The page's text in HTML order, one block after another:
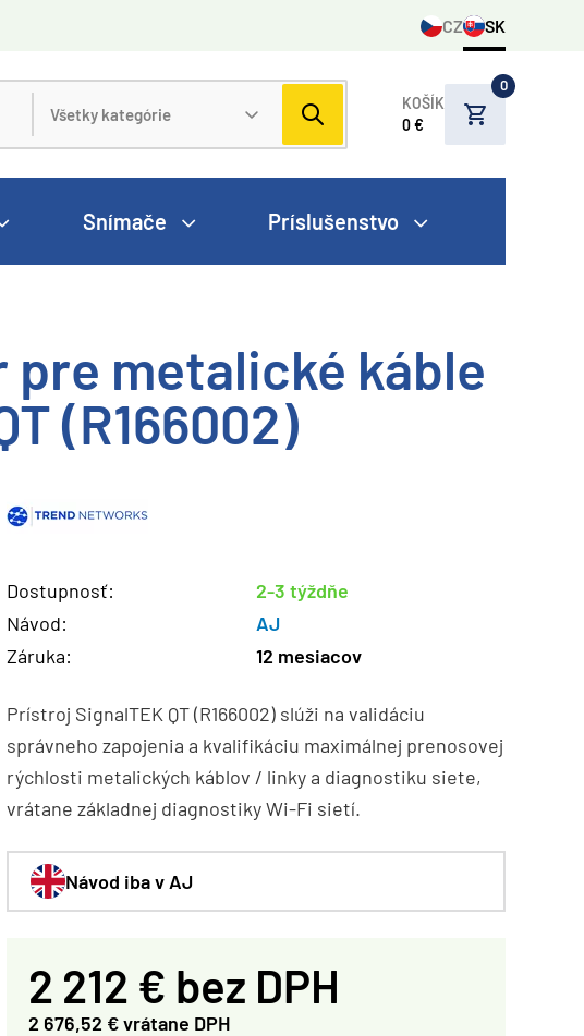
CZ SK
KOŠÍK
0 €
0
Snímače Príslušenstvo
metalické káble
(R166002)
Dostupnosť:
2-3 týždňe
Návod:
AJ
Záruka:
12 mesiacov
Prístroj SignalTEK QT (R166002) slúži na validáciu
správneho zapojenia a kvalifikáciu maximálnej prenosovej
rýchlosti metalických káblov / linky a diagnostiku siete,
vrátane základnej diagnostiky Wi-Fi sietí.
Návod iba v AJ
2 212 € bez DPH
2 676,52 € vrátane DPH